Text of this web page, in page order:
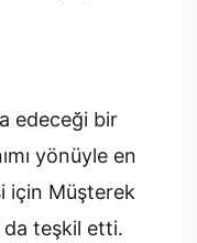
edeceği bir
yönüyle en
için Müşterek
da teşkil etti.